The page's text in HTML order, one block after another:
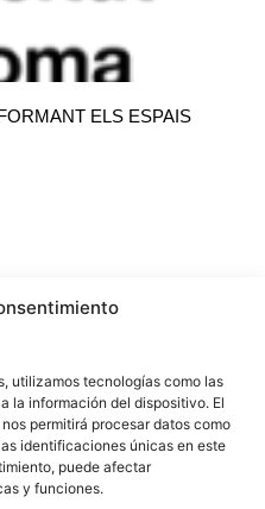
utilizamos tecnologías como las
la información del dispositivo. El
permitirá procesar datos como
identificaciones únicas en este
puede afectar
y funciones.
ELS ESPAIS